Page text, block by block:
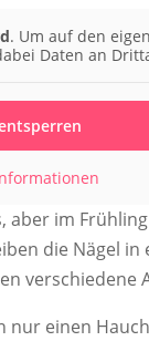
. Um auf den
Daten an
aber im
die Nägel
nur einen